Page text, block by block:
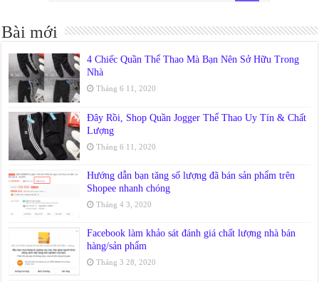
Bài mới
4 Chiếc Quần Thể Thao Mà Bạn Nên Sở Hữu Trong
Nhà
Tháng 6 11, 2020
Đây Rồi, Shop Quần Jogger Thể Thao Uy Tín & Chất
Lượng
Tháng 6 11, 2020
Hướng dẫn bạn tăng số lượng đã bán sản phẩm trên
Shopee nhanh chóng
Tháng 4 3, 2020
Facebook làm khảo sát đánh giá chất lượng nhà bán
hàng/sản phẩm
Tháng 3 28, 2020